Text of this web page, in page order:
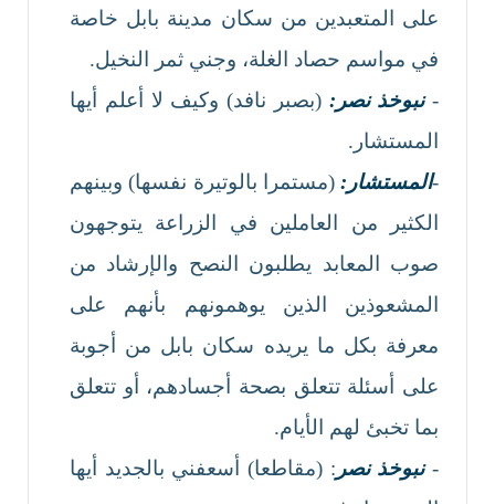
على المتعبدين من سكان مدينة بابل خاصة
في مواسم حصاد الغلة، وجني ثمر النخيل.
-نبوخذ نصر: (بصبر نافد) وكيف لا أعلم أيها
المستشار.
-المستشار: (مستمرا بالوتيرة نفسها) وبينهم
الكثير من العاملين في الزراعة يتوجهون
صوب المعابد يطلبون النصح والإرشاد من
المشعوذين الذين يوهمونهم بأنهم على
معرفة بكل ما يريده سكان بابل من أجوبة
على أسئلة تتعلق بصحة أجسادهم، أو تتعلق
بما تخبئ لهم الأيام.
-نبوخذ نصر : (مقاطعا) أسعفني بالجديد أيها